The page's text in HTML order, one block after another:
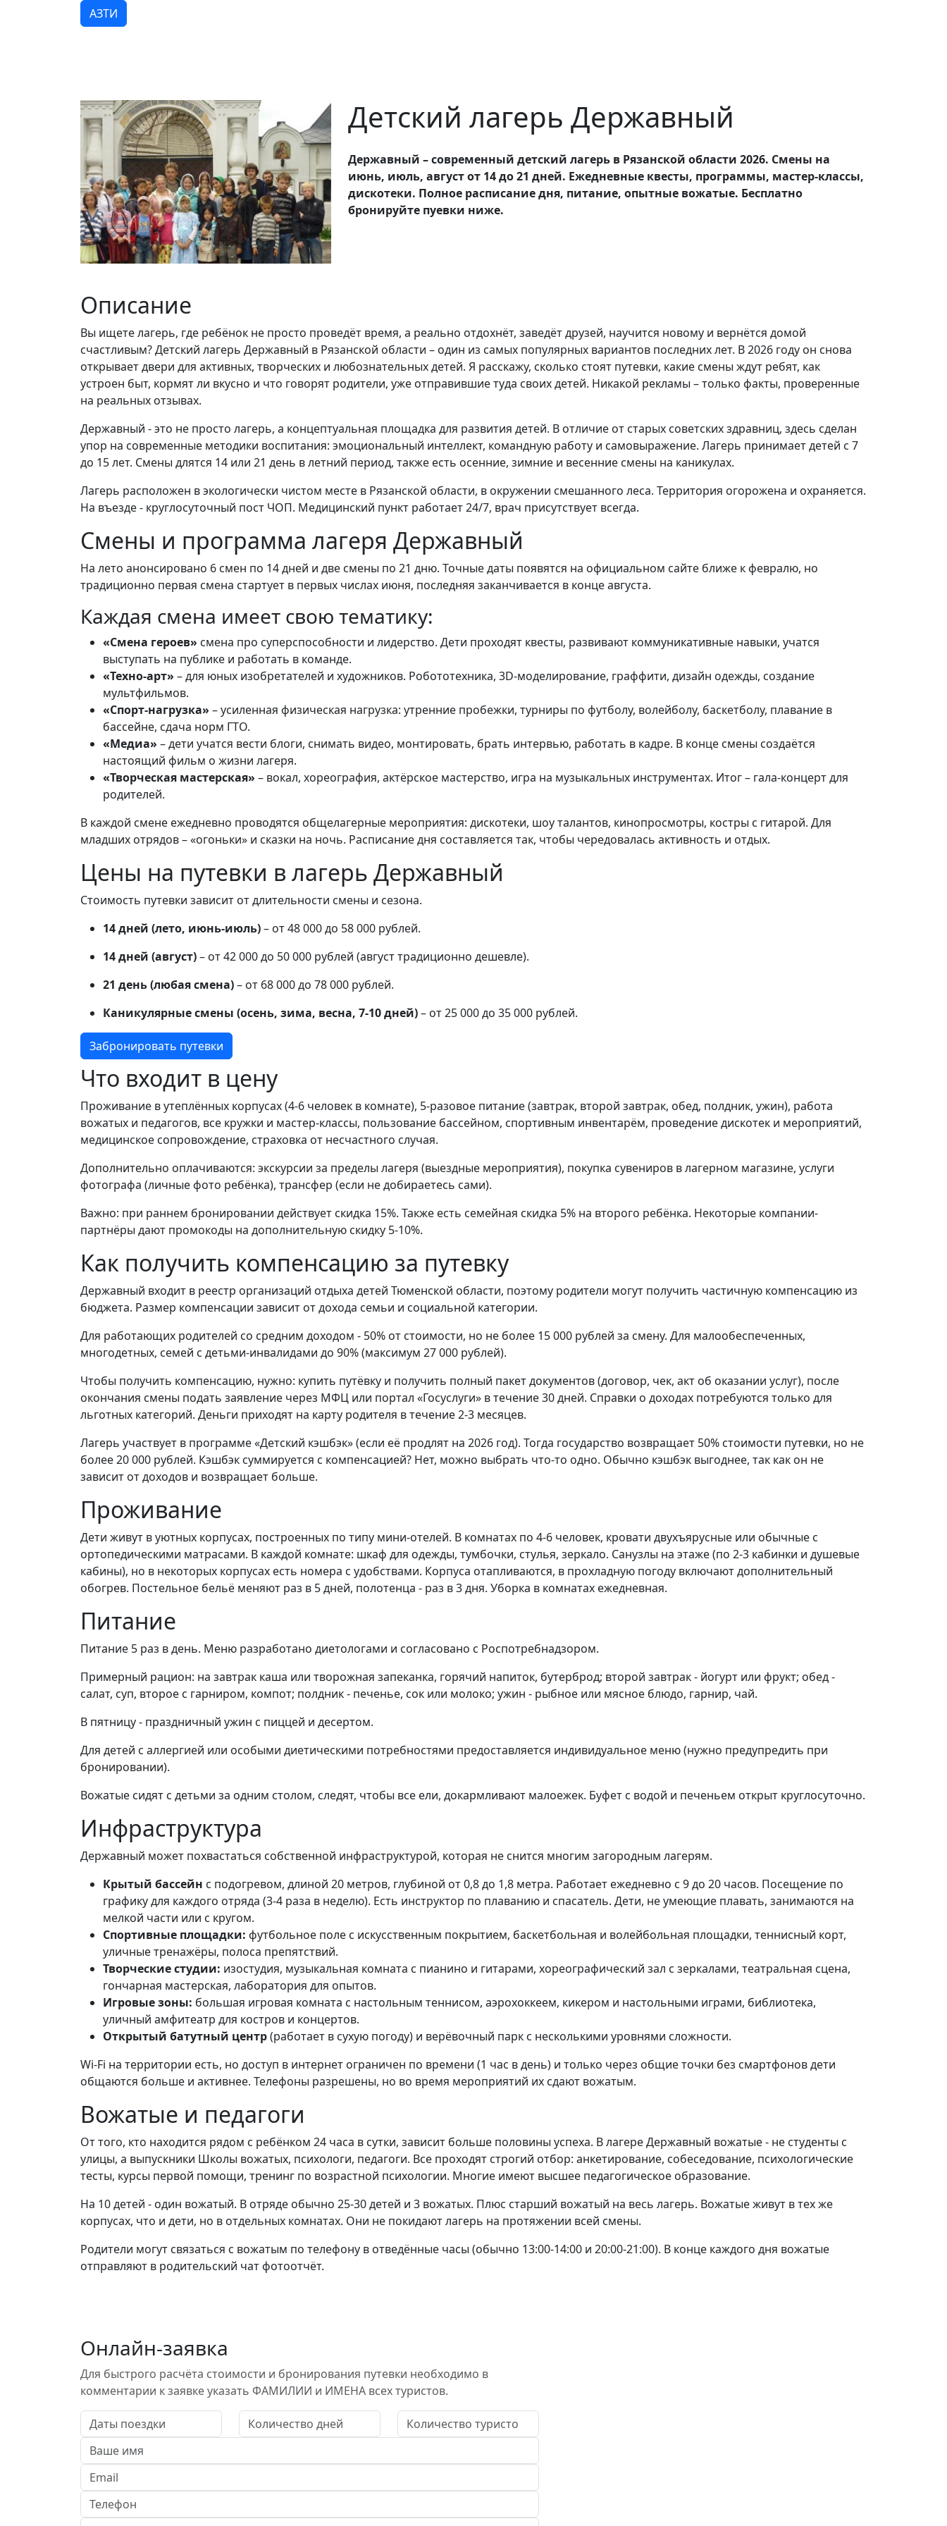
АЗТИ
Детский лагерь Державный
Державный – современный детский лагерь в Рязанской области 2026. Смены на
июнь, июль, август от 14 до 21 дней. Ежедневные квесты, программы, мастер-классы,
дискотеки. Полное расписание дня, питание, опытные вожатые. Бесплатно
бронируйте пуевки ниже.
Описание
Вы ищете лагерь, где ребёнок не просто проведёт время, а реально отдохнёт, заведёт друзей, научится новому и вернётся домой
счастливым? Детский лагерь Державный в Рязанской области – один из самых популярных вариантов последних лет. В 2026 году он снова
открывает двери для активных, творческих и любознательных детей. Я расскажу, сколько стоят путевки, какие смены ждут ребят, как
устроен быт, кормят ли вкусно и что говорят родители, уже отправившие туда своих детей. Никакой рекламы – только факты, проверенные
на реальных отзывах.
Державный - это не просто лагерь, а концептуальная площадка для развития детей. В отличие от старых советских здравниц, здесь сделан
упор на современные методики воспитания: эмоциональный интеллект, командную работу и самовыражение. Лагерь принимает детей с 7
до 15 лет. Смены длятся 14 или 21 день в летний период, также есть осенние, зимние и весенние смены на каникулах.
Лагерь расположен в экологически чистом месте в Рязанской области, в окружении смешанного леса. Территория огорожена и охраняется.
На въезде - круглосуточный пост ЧОП. Медицинский пункт работает 24/7, врач присутствует всегда.
Смены и программа лагеря Державный
На лето анонсировано 6 смен по 14 дней и две смены по 21 дню. Точные даты появятся на официальном сайте ближе к февралю, но
традиционно первая смена стартует в первых числах июня, последняя заканчивается в конце августа.
Каждая смена имеет свою тематику:
«Смена героев» смена про суперспособности и лидерство. Дети проходят квесты, развивают коммуникативные навыки, учатся
выступать на публике и работать в команде.
«Техно-арт» – для юных изобретателей и художников. Робототехника, 3D-моделирование, граффити, дизайн одежды, создание
мультфильмов.
«Спорт-нагрузка» – усиленная физическая нагрузка: утренние пробежки, турниры по футболу, волейболу, баскетболу, плавание в
бассейне, сдача норм ГТО.
«Медиа» – дети учатся вести блоги, снимать видео, монтировать, брать интервью, работать в кадре. В конце смены создаётся
настоящий фильм о жизни лагеря.
«Творческая мастерская» – вокал, хореография, актёрское мастерство, игра на музыкальных инструментах. Итог – гала-концерт для
родителей.
В каждой смене ежедневно проводятся общелагерные мероприятия: дискотеки, шоу талантов, кинопросмотры, костры с гитарой. Для
младших отрядов – «огоньки» и сказки на ночь. Расписание дня составляется так, чтобы чередовалась активность и отдых.
Цены на путевки в лагерь Державный
Стоимость путевки зависит от длительности смены и сезона.
14 дней (лето, июнь-июль)– от 48 000 до 58 000 рублей.
14 дней (август)– от 42 000 до 50 000 рублей (август традиционно дешевле).
21 день (любая смена)– от 68 000 до 78 000 рублей.
Каникулярные смены (осень, зима, весна, 7-10 дней)– от 25 000 до 35 000 рублей.
Забронировать путевки
Что входит в цену
Проживание в утеплённых корпусах (4-6 человек в комнате), 5-разовое питание (завтрак, второй завтрак, обед, полдник, ужин), работа
вожатых и педагогов, все кружки и мастер-классы, пользование бассейном, спортивным инвентарём, проведение дискотек и мероприятий,
медицинское сопровождение, страховка от несчастного случая.
Дополнительно оплачиваются: экскурсии за пределы лагеря (выездные мероприятия), покупка сувениров в лагерном магазине, услуги
фотографа (личные фото ребёнка), трансфер (если не добираетесь сами).
Важно: при раннем бронировании действует скидка 15%. Также есть семейная скидка 5% на второго ребёнка. Некоторые компании-
партнёры дают промокоды на дополнительную скидку 5-10%.
Как получить компенсацию за путевку
Державный входит в реестр организаций отдыха детей Тюменской области, поэтому родители могут получить частичную компенсацию из
бюджета. Размер компенсации зависит от дохода семьи и социальной категории.
Для работающих родителей со средним доходом - 50% от стоимости, но не более 15 000 рублей за смену. Для малообеспеченных,
многодетных, семей с детьми-инвалидами до 90% (максимум 27 000 рублей).
Чтобы получить компенсацию, нужно: купить путёвку и получить полный пакет документов (договор, чек, акт об оказании услуг), после
окончания смены подать заявление через МФЦ или портал «Госуслуги» в течение 30 дней. Справки о доходах потребуются только для
льготных категорий. Деньги приходят на карту родителя в течение 2-3 месяцев.
Лагерь участвует в программе «Детский кэшбэк» (если её продлят на 2026 год). Тогда государство возвращает 50% стоимости путевки, но не
более 20 000 рублей. Кэшбэк суммируется с компенсацией? Нет, можно выбрать что-то одно. Обычно кэшбэк выгоднее, так как он не
зависит от доходов и возвращает больше.
Проживание
Дети живут в уютных корпусах, построенных по типу мини-отелей. В комнатах по 4-6 человек, кровати двухъярусные или обычные с
ортопедическими матрасами. В каждой комнате: шкаф для одежды, тумбочки, стулья, зеркало. Санузлы на этаже (по 2-3 кабинки и душевые
кабины), но в некоторых корпусах есть номера с удобствами. Корпуса отапливаются, в прохладную погоду включают дополнительный
обогрев. Постельное бельё меняют раз в 5 дней, полотенца - раз в 3 дня. Уборка в комнатах ежедневная.
Питание
Питание 5 раз в день. Меню разработано диетологами и согласовано с Роспотребнадзором.
Примерный рацион: на завтрак каша или творожная запеканка, горячий напиток, бутерброд; второй завтрак - йогурт или фрукт; обед -
салат, суп, второе с гарниром, компот; полдник - печенье, сок или молоко; ужин - рыбное или мясное блюдо, гарнир, чай.
В пятницу - праздничный ужин с пиццей и десертом.
Для детей с аллергией или особыми диетическими потребностями предоставляется индивидуальное меню (нужно предупредить при
бронировании).
Вожатые сидят с детьми за одним столом, следят, чтобы все ели, докармливают малоежек. Буфет с водой и печеньем открыт круглосуточно.
Инфраструктура
Державный может похвастаться собственной инфраструктурой, которая не снится многим загородным лагерям.
Крытый бассейн с подогревом, длиной 20 метров, глубиной от 0,8 до 1,8 метра. Работает ежедневно с 9 до 20 часов. Посещение по
графику для каждого отряда (3-4 раза в неделю). Есть инструктор по плаванию и спасатель. Дети, не умеющие плавать, занимаются на
мелкой части или с кругом.
Спортивные площадки: футбольное поле с искусственным покрытием, баскетбольная и волейбольная площадки, теннисный корт,
уличные тренажёры, полоса препятствий.
Творческие студии: изостудия, музыкальная комната с пианино и гитарами, хореографический зал с зеркалами, театральная сцена,
гончарная мастерская, лаборатория для опытов.
Игровые зоны: большая игровая комната с настольным теннисом, аэрохоккеем, кикером и настольными играми, библиотека,
уличный амфитеатр для костров и концертов.
Открытый батутный центр(работает в сухую погоду) и верёвочный парк с несколькими уровнями сложности.
Wi-Fi на территории есть, но доступ в интернет ограничен по времени (1 час в день) и только через общие точки без смартфонов дети
общаются больше и активнее. Телефоны разрешены, но во время мероприятий их сдают вожатым.
Вожатые и педагоги
От того, кто находится рядом с ребёнком 24 часа в сутки, зависит больше половины успеха. В лагере Державный вожатые - не студенты с
улицы, а выпускники Школы вожатых, психологи, педагоги. Все проходят строгий отбор: анкетирование, собеседование, психологические
тесты, курсы первой помощи, тренинг по возрастной психологии. Многие имеют высшее педагогическое образование.
На 10 детей - один вожатый. В отряде обычно 25-30 детей и 3 вожатых. Плюс старший вожатый на весь лагерь. Вожатые живут в тех же
корпусах, что и дети, но в отдельных комнатах. Они не покидают лагерь на протяжении всей смены.
Родители могут связаться с вожатым по телефону в отведённые часы (обычно 13:00-14:00 и 20:00-21:00). В конце каждого дня вожатые
отправляют в родительский чат фотоотчёт.
Онлайн-заявка
Для быстрого расчёта стоимости и бронирования путевки необходимо в
комментарии к заявке указать ФАМИЛИИ и ИМЕНА всех туристов.